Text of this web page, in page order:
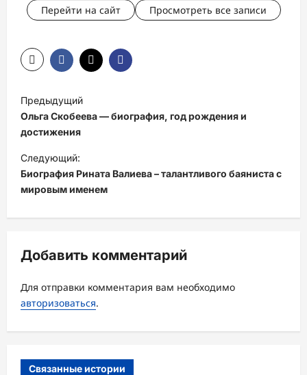
Перейти на сайт Просмотреть все записи
а
в
и
г
а
ц
я
з
а
Предыдущий
Ольга Скобеева — биография, год рождения и
достижения
Следующий:
Биография Рината Валиева – талантливого баяниста с
мировым именем
Добавить комментарий
Для отправки комментария вам необходимо
авторизоваться.
Связанные истории